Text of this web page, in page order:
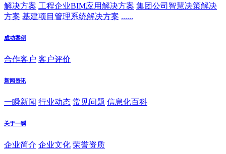
解决方案 工程企业BIM应用解决方案 集团公司智慧决策解决
方案 基建项目管理系统解决方案 ......
成功案例
合作客户 客户评价
新闻资讯
一瞬新闻 行业动态 常见问题 信息化百科
关于一瞬
企业简介 企业文化 荣誉资质